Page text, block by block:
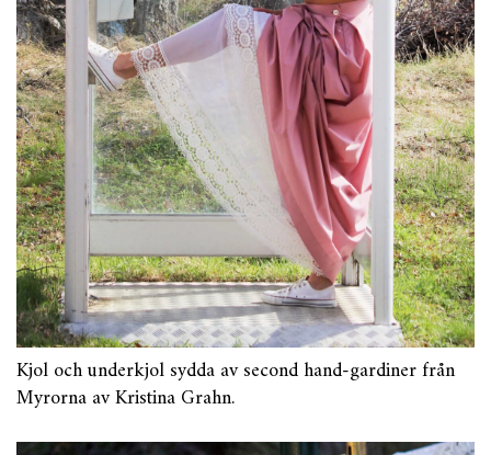
Kjol och underkjol sydda av second hand-gardiner från
Myrorna av Kristina Grahn.